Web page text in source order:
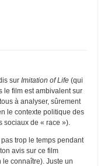
sur Imitation of Life (qui
le film est ambivalent sur
à analyser, sûrement
le contexte politique des
sociaux de « race »).
trop le temps pendant
avis sur ce film
le connaître). Juste un